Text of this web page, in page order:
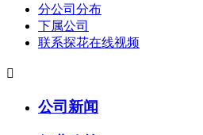
分公司分布
下属公司
联系探花在线视频

公司新闻